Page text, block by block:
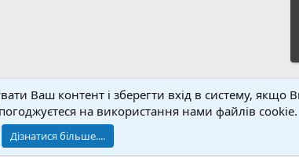
Зворотній зв'язок Умови і правила
Розроблено:Magshifter
Ваш контент і зберегти вхід в систему, якщо
на використання нами файлів cookie.
Дізнатися більше....